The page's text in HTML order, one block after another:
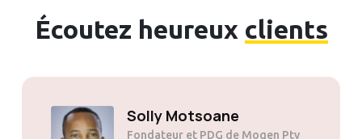
Écoutez heureux clients
Solly Motsoane
Fondateur et PDG de Mogen Pty